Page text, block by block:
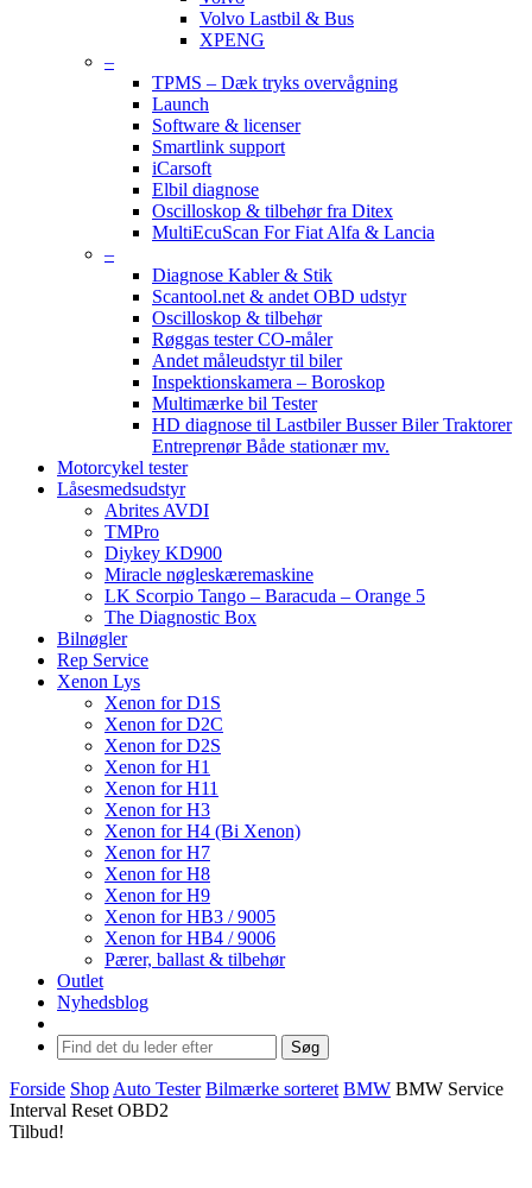
Volvo Lastbil & Bus
XPENG
–
TPMS – Dæk tryks overvågning
Launch
Software & licenser
Smartlink support
iCarsoft
Elbil diagnose
Oscilloskop & tilbehør fra Ditex
MultiEcuScan For Fiat Alfa & Lancia
–
Diagnose Kabler & Stik
Scantool.net & andet OBD udstyr
Oscilloskop & tilbehør
Røggas tester CO-måler
Andet måleudstyr til biler
Inspektionskamera – Boroskop
Multimærke bil Tester
HD diagnose til Lastbiler Busser Biler Traktorer
Entreprenør Både stationær mv.
Motorcykel tester
Låsesmedsudstyr
Abrites AVDI
TMPro
Diykey KD900
Miracle nøgleskæremaskine
LK Scorpio Tango – Baracuda – Orange 5
The Diagnostic Box
Bilnøgler
Rep Service
Xenon Lys
Xenon for D1S
Xenon for D2C
Xenon for D2S
Xenon for H1
Xenon for H11
Xenon for H3
Xenon for H4 (Bi Xenon)
Xenon for H7
Xenon for H8
Xenon for H9
Xenon for HB3 / 9005
Xenon for HB4 / 9006
Pærer, ballast & tilbehør
Outlet
Nyhedsblog
Søg
Forside Shop Auto Tester Bilmærke sorteret BMW BMW Service
Interval Reset OBD2
Tilbud!